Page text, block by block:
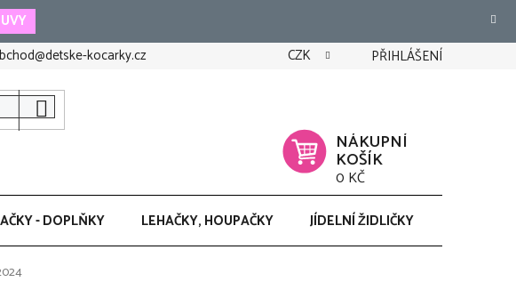
kocarky.cz CZK PŘIHLÁŠENÍ
NÁKUPNÍ
KOŠÍK
0 KČ
- DOPLŇKY LEHAČKY, HOUPAČKY JÍDELNÍ ŽIDLIČKY